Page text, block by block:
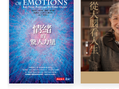
—— 第一
四大人格的四種意識，好
象徵左腦一號人格及二號
目；大提琴則代表右腦三
在以「解剖學科學」、「
「神經系統疾病」等主題
前十名。
那十八分鐘的演講剎時扭
也永久轉變。直至今日，
個人網站：drjilltaylor.com
李穎琦 譯者
政治大學英文系與中文系